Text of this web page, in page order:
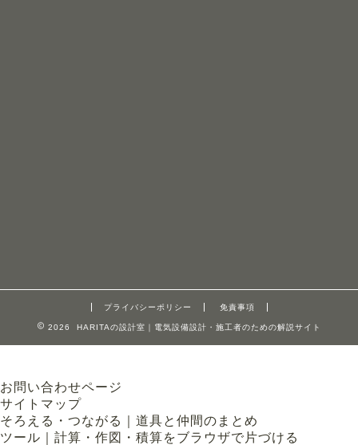
プライバシーポリシー 免責事項
2026 HARITAの設計室｜電気設備設計・施工者のための解説サイト
お問い合わせページ
サイトマップ
そろえる・つながる｜道具と仲間のまとめ
ツール｜計算・作図・積算をブラウザで片づける